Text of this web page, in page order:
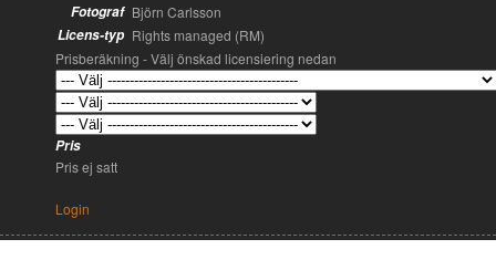
Fotograf Björn Carlsson
Licens-typ Rights managed (RM)
Prisberäkning - Välj önskad licensiering nedan
Pris
Pris ej satt
Login